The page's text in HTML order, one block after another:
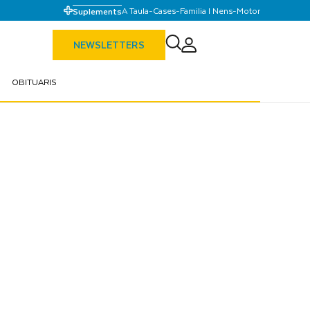
SuplementsA Taula-Cases-Familia I Nens-Motor
NEWSLETTERS
OBITUARIS